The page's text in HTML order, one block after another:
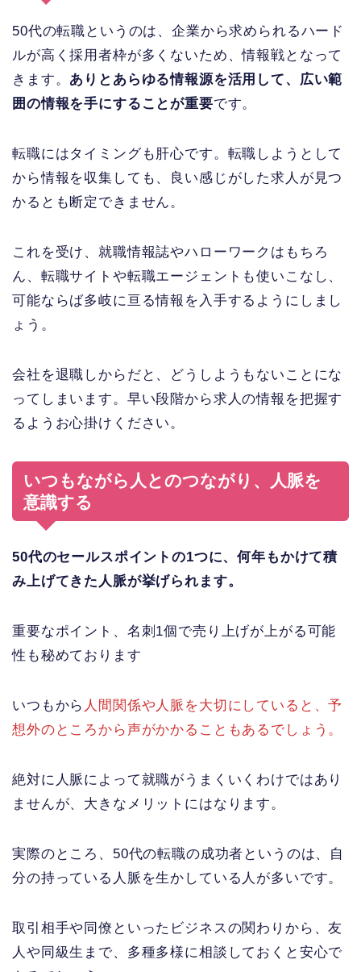
50代の転職というのは、企業から求められるハード
ルが高く採用者枠が多くないため、情報戦となって
きます。 ありとあらゆる情報源を活用して、広い範
囲の情報を手にすることが重要です。
転職にはタイミングも肝心です。転職しようとして
から情報を収集しても、良い感じがした求人が見つ
かるとも断定できません。
これを受け、就職情報誌やハローワークはもちろ
ん、転職サイトや転職エージェントも使いこなし、
可能ならば多岐に亘る情報を入手するようにしまし
ょう。
会社を退職しからだと、どうしようもないことにな
ってしまいます。早い段階から求人の情報を把握す
るようお心掛けください。
いつもながら人とのつながり、人脈を
意識する
50代のセールスポイントの1つに、何年もかけて積
み上げてきた人脈が挙げられます。
重要なポイント、名刺1個で売り上げが上がる可能
性も秘めております
いつもから 人間関係や人脈を大切にしていると、予
想外のところから声がかかることもあるでしょう。
絶対に人脈によって就職がうまくいくわけではあり
ませんが、大きなメリットにはなります。
実際のところ、50代の転職の成功者というのは、自
分の持っている人脈を生かしている人が多いです。
取引相手や同僚といったビジネスの関わりから、友
人や同級生まで、多種多様に相談しておくと安心で